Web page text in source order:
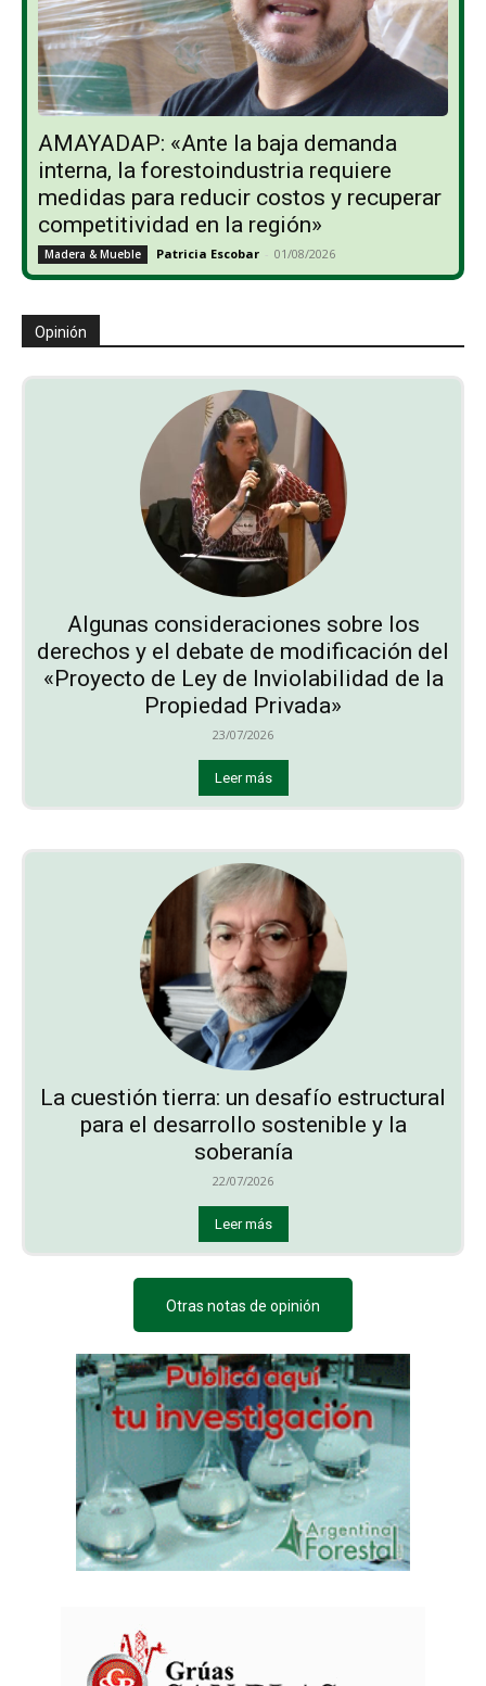
AMAYADAP: «Ante la baja demanda
interna, la forestoindustria requiere
medidas para reducir costos y recuperar
competitividad en la región»
Madera & Mueble Patricia Escobar - 01/08/2026
Opinión
Algunas consideraciones sobre los
derechos y el debate de modificación del
«Proyecto de Ley de Inviolabilidad de la
Propiedad Privada»
23/07/2026
Leer más
La cuestión tierra: un desafío estructural
para el desarrollo sostenible y la
soberanía
22/07/2026
Leer más
Otras notas de opinión